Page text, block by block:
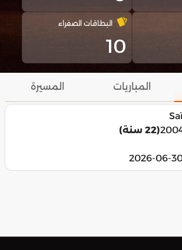
البطاقات الصفراء
10
المباريات المسيرة
(22 سنة)
2026-06-